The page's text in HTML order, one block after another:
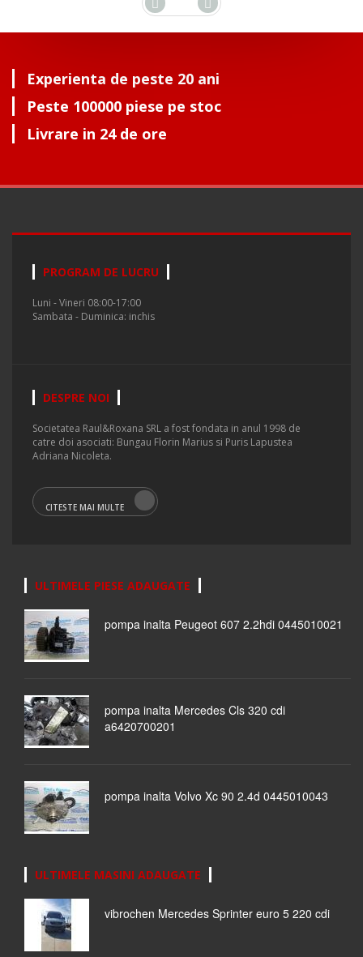
Experienta de peste 20 ani
Peste 100000 piese pe stoc
Livrare in 24 de ore
PROGRAM DE LUCRU
Luni - Vineri 08:00-17:00
Sambata - Duminica: inchis
DESPRE NOI
Societatea Raul&Roxana SRL a fost fondata in anul 1998 de
catre doi asociati: Bungau Florin Marius si Puris Lapustea
Adriana Nicoleta.
CITESTE MAI MULTE
ULTIMELE PIESE ADAUGATE
pompa inalta Peugeot 607 2.2hdi 0445010021
pompa inalta Mercedes Cls 320 cdi
a6420700201
pompa inalta Volvo Xc 90 2.4d 0445010043
ULTIMELE MASINI ADAUGATE
vibrochen Mercedes Sprinter euro 5 220 cdi